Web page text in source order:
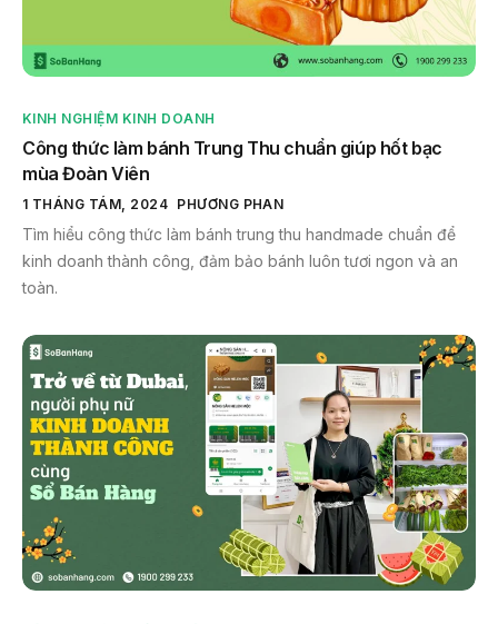
KINH NGHIỆM KINH DOANH
Công thức làm bánh Trung Thu chuẩn giúp hốt bạc
mùa Đoàn Viên
1 THÁNG TÁM, 2024 PHƯƠNG PHAN
Tìm hiểu công thức làm bánh trung thu handmade chuẩn để
kinh doanh thành công, đảm bảo bánh luôn tươi ngon và an
toàn.